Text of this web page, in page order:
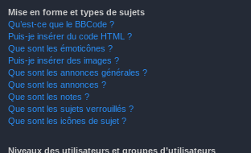
Mise en forme et types de sujets
Qu’est-ce que le BBCode ?
Puis-je insérer du code HTML ?
Que sont les émoticônes ?
Puis-je insérer des images ?
Que sont les annonces générales ?
Que sont les annonces ?
Que sont les notes ?
Que sont les sujets verrouillés ?
Que sont les icônes de sujet ?
Niveaux des utilisateurs et groupes d’utilisateurs